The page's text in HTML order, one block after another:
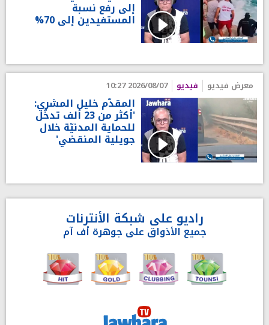
إلى رفع نسبة
المستفيدين إلى 70%
معرض فيديو فيديو 2026/08/07 10:27
المقدّم خليل المشري:
'أكثر من 23 ألف تدخّل
للحماية المدنيّة خلال
جويلية المنقضي'
راديو على شبكة الأنترنات
جميع الأذواق على جوهرة أف آم